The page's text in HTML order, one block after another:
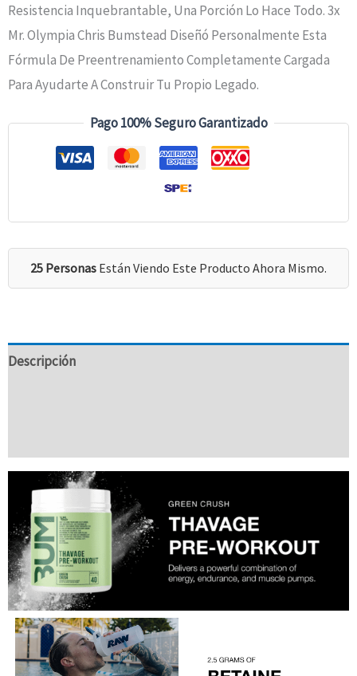
Resistencia Inquebrantable, Una Porción Lo Hace Todo. 3x
Mr. Olympia Chris Bumstead Diseñó Personalmente Esta
Fórmula De Preentrenamiento Completamente Cargada
Para Ayudarte A Construir Tu Propio Legado.
Pago 100% Seguro Garantizado
25 Personas Están Viendo Este Producto Ahora Mismo.
Descripción